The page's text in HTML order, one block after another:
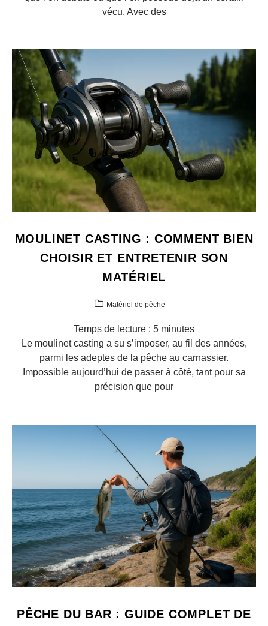
vécu. Avec des
MOULINET CASTING : COMMENT BIEN
CHOISIR ET ENTRETENIR SON
MATÉRIEL
Matériel de pêche
Temps de lecture : 5 minutes
Le moulinet casting a su s’imposer, au fil des années,
parmi les adeptes de la pêche au carnassier.
Impossible aujourd’hui de passer à côté, tant pour sa
précision que pour
PÊCHE DU BAR : GUIDE COMPLET DE